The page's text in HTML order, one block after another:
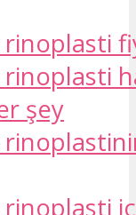
şey
rinoplasti